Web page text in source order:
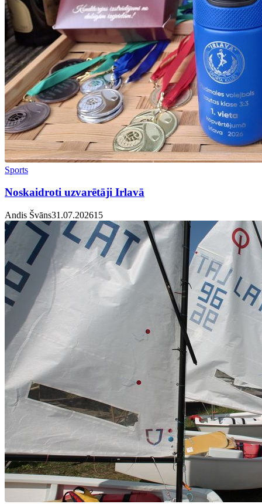
Sports
Noskaidroti uzvarētāji Irlavā
Andis Švāns31.07.20261 5